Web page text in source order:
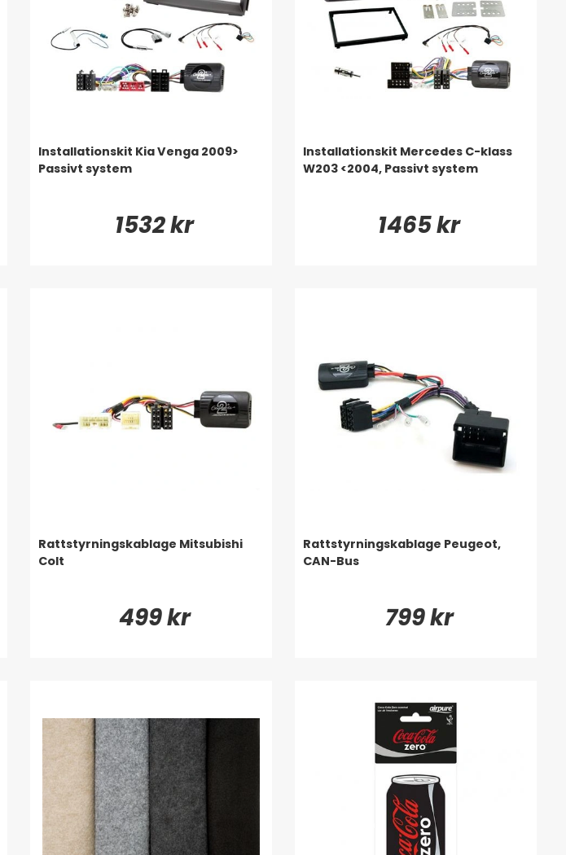
Installationskit Kia Venga 2009>
Passivt system
1532 kr
Installationskit Mercedes C-klass
W203 <2004, Passivt system
1465 kr
Rattstyrningskablage Mitsubishi
Colt
499 kr
Rattstyrningskablage Peugeot,
CAN-Bus
799 kr